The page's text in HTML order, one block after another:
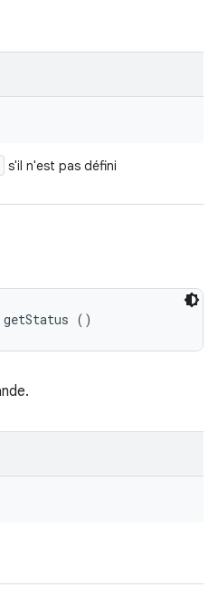
s'il n'est pas défini
getStatus ()